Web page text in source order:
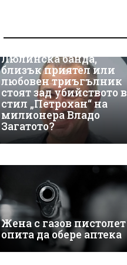
Люлинска банда,
близък приятел или
любовен триъгълник
стоят зад убийството в
стил „Петрохан“ на
милионера Владо
Загатото?
Жена с газов пистолет
опита да обере аптека